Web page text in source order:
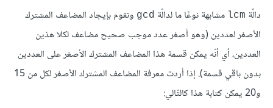
دالّة lcm مشابهة نوعًا ما لدالّة gcd وتقوم بإيجاد المضاعف المشترك
الأصغر لعددين (وهو أصغر عدد موجب صحيح مضاعف لكلا هذين
العددين، أي أنّه يمكن قسمة هذا المضاعف المشترك الأصغر على العددين
بدون باقي قسمة). إذا أردت معرفة المضاعف المشترك الأصغر لكل من 15
و20 يمكن كتابة هذا كالتّالي: